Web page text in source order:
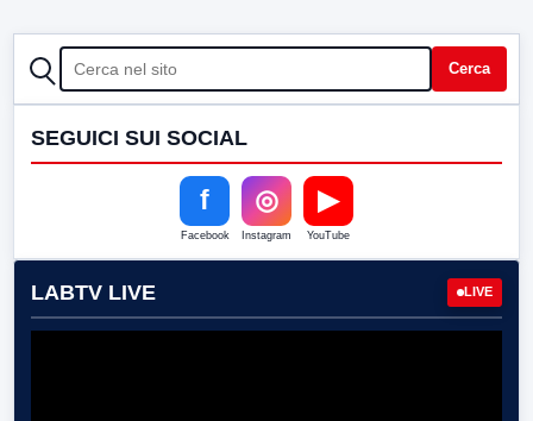
CERCA Cerca
SEGUICI SUI SOCIAL
f
Facebook
◎
Instagram
▶
YouTube
LABTV LIVE LIVE